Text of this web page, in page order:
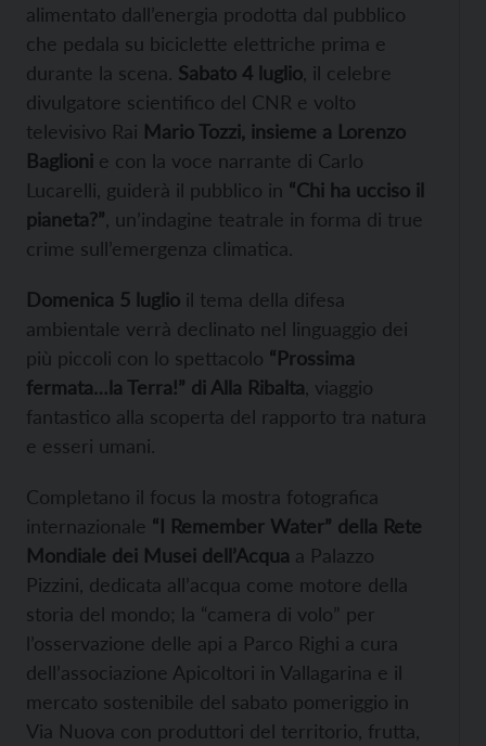
alimentato dall’energia prodotta dal pubblico
che pedala su biciclette elettriche prima e
durante la scena. Sabato 4 luglio , il celebre
divulgatore scientifico del CNR e volto
televisivo Rai Mario Tozzi, insieme a Lorenzo
Baglioni e con la voce narrante di Carlo
Lucarelli, guiderà il pubblico in “Chi ha ucciso il
pianeta?” , un’indagine teatrale in forma di true
crime sull’emergenza climatica.
Domenica 5 luglio il tema della difesa
ambientale verrà declinato nel linguaggio dei
più piccoli con lo spettacolo “Prossima
fermata…la Terra!” di Alla Ribalta , viaggio
fantastico alla scoperta del rapporto tra natura
e esseri umani.
Completano il focus la mostra fotografica
internazionale “I Remember Water” della Rete
Mondiale dei Musei dell’Acqua a Palazzo
Pizzini, dedicata all’acqua come motore della
storia del mondo; la “camera di volo” per
l’osservazione delle api a Parco Righi a cura
dell’associazione Apicoltori in Vallagarina e il
mercato sostenibile del sabato pomeriggio in
Via Nuova con produttori del territorio, frutta,